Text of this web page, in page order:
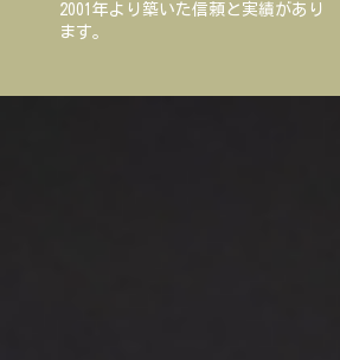
2001年より築いた信頼と実績があり
ます。